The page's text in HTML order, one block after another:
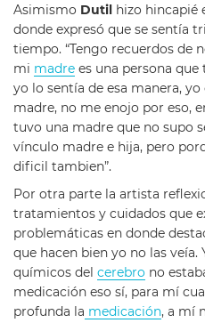
Asimismo Dutil hizo hincapié
donde expresó que se sentía
tiempo. “Tengo recuerdos de
mi madre es una persona
yo lo sentía de esa manera,
madre, no me enojo por eso,
tuvo una madre que no supo
vínculo madre e hija, pero
dificil tambien”.
Por otra parte la artista
tratamientos y cuidados que
problemáticas en donde
que hacen bien yo no las veía.
químicos del cerebro no
medicación eso sí, para mí
profunda la medicación, a mí